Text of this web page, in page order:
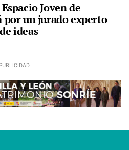
Joven de
por un jurado experto
ideas